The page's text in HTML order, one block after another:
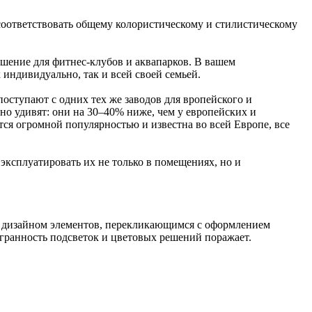
общему колористическому и стилистическому
для фитнес-клубов и аквапарков. В вашем
так и всей своей семьей.
с одних тех же заводов для вропейского и
удивят: они на 30–40% ниже, чем у европейских и
огромной популярностью и известна во всей Европе, все
их не только в помещениях, но и
элементов, перекликающимся с оформлением
подсветок и цветовых решений поражает.